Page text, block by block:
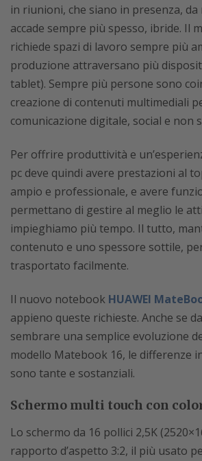
in riunioni, che siano in presenza,
accade sempre più spesso, ibride. Il
richiede spazi di lavoro sempre più
produzione attraversano più
tablet). Sempre più persone sono
creazione di contenuti multimediali
comunicazione digitale, social e non
Per offrire produttività e
pc deve quindi avere prestazioni al
ampio e professionale, e avere
permettano di gestire al meglio le
impieghiamo più tempo. Il tutto,
contenuto e uno spessore sottile,
trasportato facilmente.
Il nuovo notebook HUAWEI
appieno queste richieste. Anche se
sembrare una semplice evoluzione
modello Matebook 16, le differenze
sono tante e sostanziali.
Schermo multi touch con
Lo schermo da 16 pollici 2,5K
rapporto d’aspetto 3:2, il più usato